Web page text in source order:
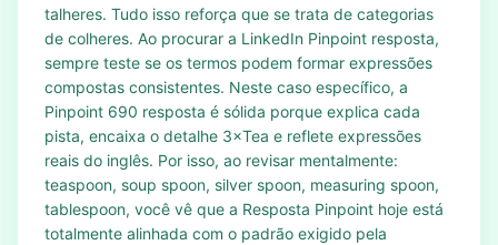
talheres. Tudo isso reforça que se trata de categorias
de colheres. Ao procurar a LinkedIn Pinpoint resposta,
sempre teste se os termos podem formar expressões
compostas consistentes. Neste caso específico, a
Pinpoint 690 resposta é sólida porque explica cada
pista, encaixa o detalhe 3×Tea e reflete expressões
reais do inglês. Por isso, ao revisar mentalmente:
teaspoon, soup spoon, silver spoon, measuring spoon,
tablespoon, você vê que a Resposta Pinpoint hoje está
totalmente alinhada com o padrão exigido pela